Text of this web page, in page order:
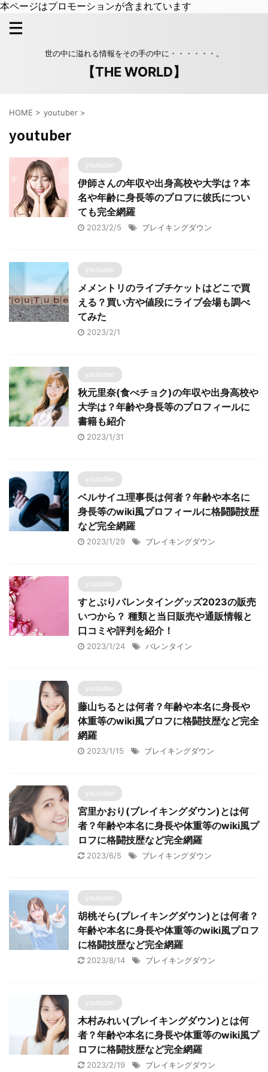
本ページはプロモーションが含まれています
世の中に溢れる情報をその手の中に・・・・・・。
【THE WORLD】
HOME > youtuber >
youtuber
youtuber
伊師さんの年収や出身高校や大学は？本
名や年齢に身長等のプロフに彼氏につい
ても完全網羅
2023/2/5 ブレイキングダウン
youtuber
メメントリのライブチケットはどこで買
える？買い方や値段にライブ会場も調べ
てみた
2023/2/1
youtuber
秋元里奈(食べチョク)の年収や出身高校や
大学は？年齢や身長等のプロフィールに
書籍も紹介
2023/1/31
youtuber
ベルサイユ理事長は何者？年齢や本名に
身長等のwiki風プロフィールに格闘闘技歴
など完全網羅
2023/1/29 ブレイキングダウン
youtuber
すとぷりバレンタイングッズ2023の販売
いつから？ 種類と当日販売や通販情報と
口コミや評判を紹介！
2023/1/24 バレンタイン
youtuber
藤山ちるとは何者？年齢や本名に身長や
体重等のwiki風プロフに格闘技歴など完全
網羅
2023/1/15 ブレイキングダウン
youtuber
宮里かおり(ブレイキングダウン)とは何
者？年齢や本名に身長や体重等のwiki風プ
ロフに格闘技歴など完全網羅
2023/6/5 ブレイキングダウン
youtuber
胡桃そら(ブレイキングダウン)とは何者？
年齢や本名に身長や体重等のwiki風プロフ
に格闘技歴など完全網羅
2023/8/14 ブレイキングダウン
youtuber
木村みれい(ブレイキングダウン)とは何
者？年齢や本名に身長や体重等のwiki風プ
ロフに格闘技歴など完全網羅
2023/2/19 ブレイキングダウン